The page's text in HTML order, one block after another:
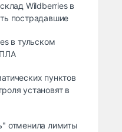
Wildberries в
пострадавшие
в тульском
пунктов
установят в
отменила лимиты